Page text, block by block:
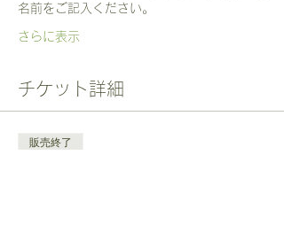
名前をご記入ください。
さらに表示
チケット詳細
販売終了